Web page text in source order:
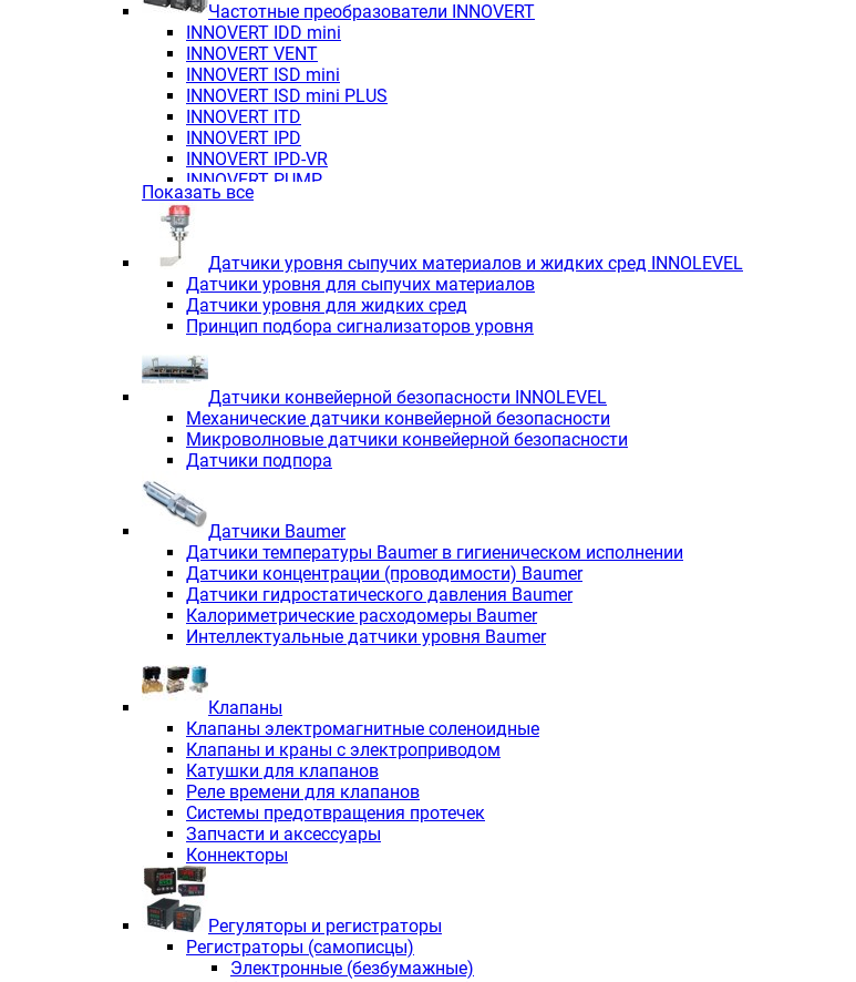
Частотные преобразователи INNOVERT
INNOVERT IDD mini
INNOVERT VENT
INNOVERT ISD mini
INNOVERT ISD mini PLUS
INNOVERT ITD
INNOVERT IРD
INNOVERT IРD-VR
INNOVERT PUMP
Показать все
Датчики уровня сыпучих материалов и жидких сред INNOLEVEL
Датчики уровня для сыпучих материалов
Датчики уровня для жидких сред
Принцип подбора сигнализаторов уровня
Датчики конвейерной безопасности INNOLEVEL
Механические датчики конвейерной безопасности
Микроволновые датчики конвейерной безопасности
Датчики подпора
Датчики Baumer
Датчики температуры Baumer в гигиеническом исполнении
Датчики концентрации (проводимости) Baumer
Датчики гидростатического давления Baumer
Калориметрические расходомеры Baumer
Интеллектуальные датчики уровня Baumer
Клапаны
Клапаны электромагнитные соленоидные
Клапаны и краны с электроприводом
Катушки для клапанов
Реле времени для клапанов
Системы предотвращения протечек
Запчасти и аксессуары
Коннекторы
Регуляторы и регистраторы
Регистраторы (самописцы)
Электронные (безбумажные)